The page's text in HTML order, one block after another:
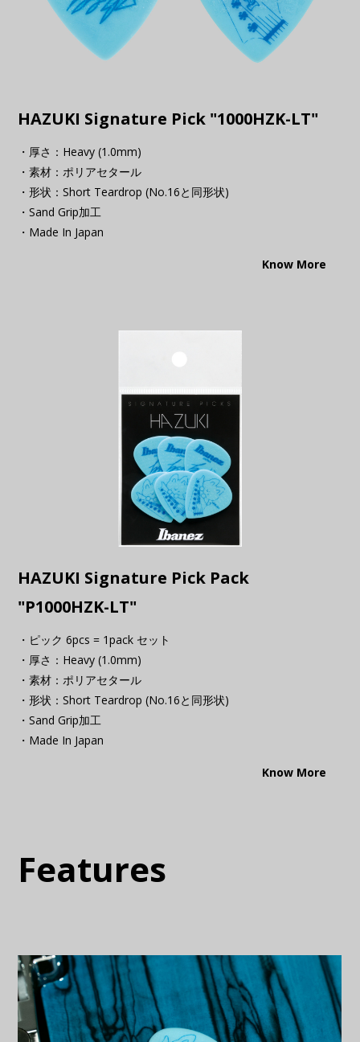
HAZUKI Signature Pick "1000HZK-LT"
・厚さ：Heavy (1.0mm)
・素材：ポリアセタール
・形状：Short Teardrop (No.16と同形状)
・Sand Grip加工
・Made In Japan
Know More
HAZUKI Signature Pick Pack
"P1000HZK-LT"
・ピック 6pcs = 1pack セット
・厚さ：Heavy (1.0mm)
・素材：ポリアセタール
・形状：Short Teardrop (No.16と同形状)
・Sand Grip加工
・Made In Japan
Know More
Features